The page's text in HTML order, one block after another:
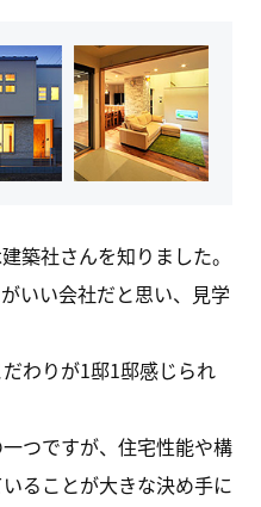
築社さんを知りました。
いい会社だと思い、見学
わりが1邸1邸感じられ
つですが、住宅性能や構
ることが大きな決め手に